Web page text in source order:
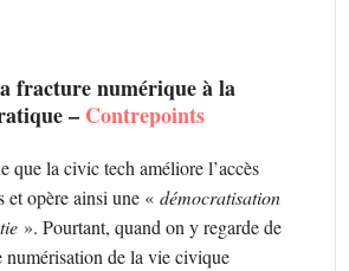
fracture numérique à la
– Contrepoints
que la civic tech améliore l’accès
et opère ainsi une « démocratisation
». Pourtant, quand on y regarde de
numérisation de la vie civique